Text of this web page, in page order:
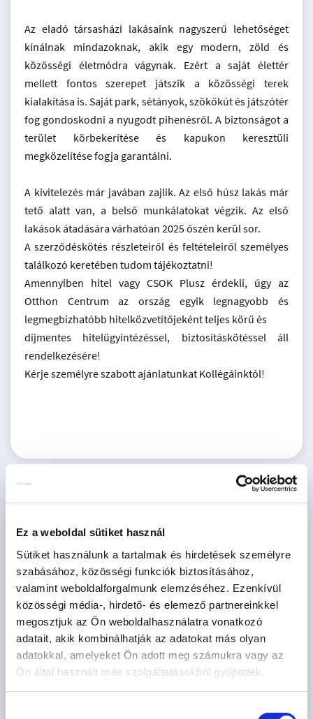
Ez a weboldal sütiket használ
Sütiket használunk a tartalmak és hirdetések személyre
szabásához, közösségi funkciók biztosításához,
valamint weboldalforgalmunk elemzéséhez. Ezenkívül
közösségi média-, hirdető- és elemező partnereinkkel
megosztjuk az Ön weboldalhasználatra vonatkozó
adatait, akik kombinálhatják az adatokat más olyan
adatokkal, amelyeket Ön adott meg számukra vagy az
Ön által használt más szolgáltatásokból gyűjtöttek.
Az eladó társasházi lakásaink nagyszerű lehetőséget
kínálnak mindazoknak, akik egy modern, zöld és
közösségi életmódra vágynak. Ezért a saját élettér
mellett fontos szerepet játszik a közösségi terek
kialakítása is. Saját park, sétányok, szökőkút és játszótér
fog gondoskodni a nyugodt pihenésről. A biztonságot a
terület körbekerítése és kapukon keresztüli
megközelítése fogja garantálni.
A kivitelezés már javában zajlik. Az első húsz lakás már
tető alatt van, a belső munkálatokat végzik. Az első
lakások átadására várhatóan 2025 őszén kerül sor.
A szerződéskötés részleteiről és feltételeiről személyes
találkozó keretében tudom tájékoztatni!
Amennyiben hitel vagy CSOK Plusz érdekli, úgy az
Otthon Centrum az ország egyik legnagyobb és
legmegbízhatóbb hitelközvetítőjeként teljes körű és
díjmentes hitelügyintézéssel, biztosításkötéssel áll
rendelkezésére!
Kérje személyre szabott ajánlatunkat Kollégáinktól!
KAPCSOLAT
MÉSZÁROS BÉLA
Gyémánt fokozatú Otthonszakértő
Cegléd - Szolnoki út
+36 70MUTAT
AJÁNLATOT KÉREK